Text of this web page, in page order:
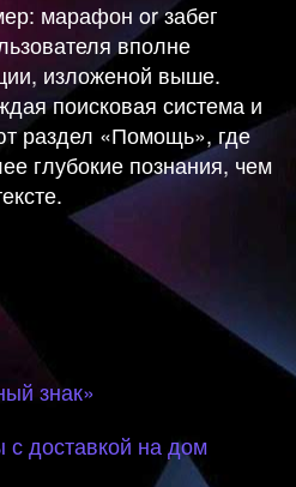
марафон or забег
вполне
изложеной выше.
поисковая система и
раздел «Помощь», где
глубокие познания, чем
знак»
с доставкой на дом